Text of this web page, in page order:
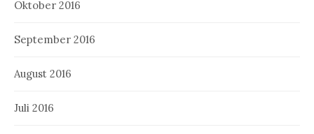
Oktober 2016
September 2016
August 2016
Juli 2016